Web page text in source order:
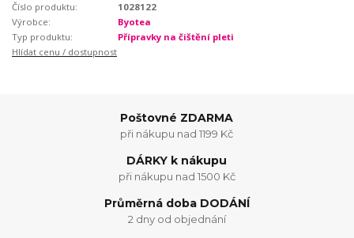
Číslo produktu:
1028122
Výrobce:
Byotea
Typ produktu:
Přípravky na čištění pleti
Hlídat cenu / dostupnost
Poštovné ZDARMA
při nákupu nad 1199 Kč
DÁRKY k nákupu
při nákupu nad 1500 Kč
Průměrná doba DODÁNÍ
2 dny od objednání